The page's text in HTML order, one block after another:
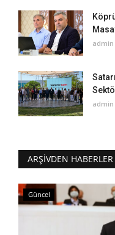
admin
admin
ARŞIVDEN HABERLER
Güncel